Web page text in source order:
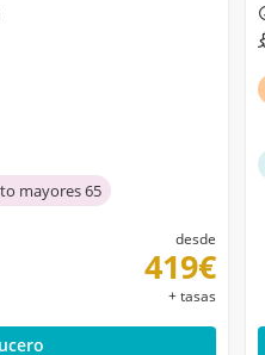
mayores 65
desde
419€
+ tasas